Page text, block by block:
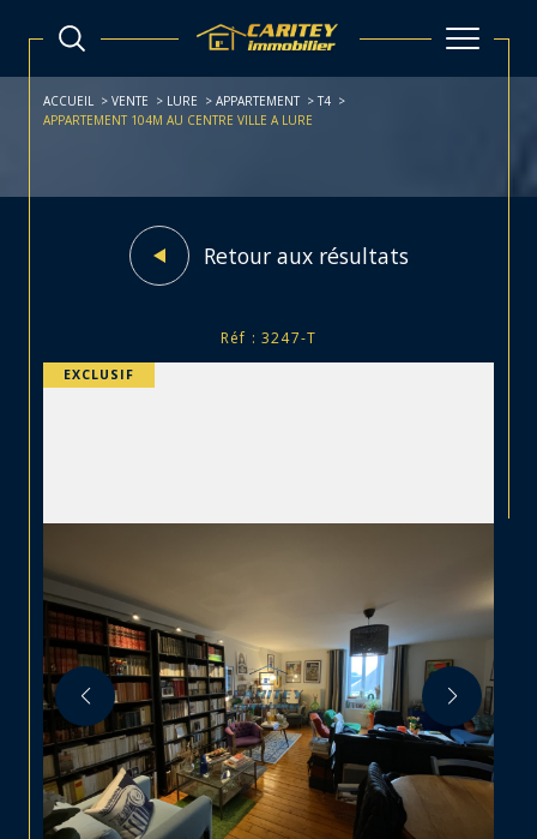
ACCUEIL VENTE LURE APPARTEMENT
T4
APPARTEMENT 104M AU CENTRE VILLE A LURE
Retour aux résultats
Réf : 3247-T
EXCLUSIF